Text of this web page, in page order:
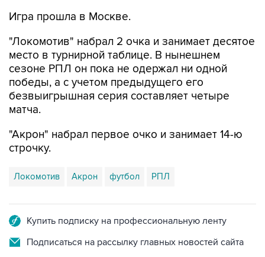
Игра прошла в Москве.
"Локомотив" набрал 2 очка и занимает десятое
место в турнирной таблице. В нынешнем
сезоне РПЛ он пока не одержал ни одной
победы, а с учетом предыдущего его
безвыигрышная серия составляет четыре
матча.
"Акрон" набрал первое очко и занимает 14-ю
строчку.
Локомотив Акрон футбол РПЛ
Купить подписку на профессиональную ленту
Подписаться на рассылку главных новостей сайта